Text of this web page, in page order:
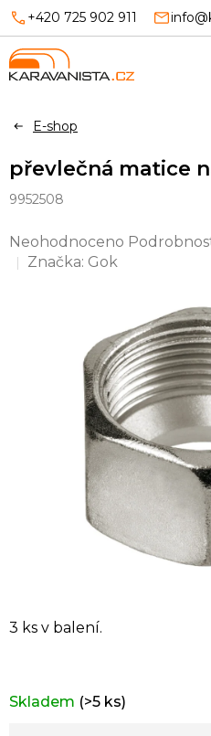
Přejít
obsah
+420 725 902 911
E-shop
převlečná matice
9952508
Průměrné
hodnocení
hvězdiček.
Neohodnoceno
Značka: Gok
Skladem (>5 ks)
3 ks v balení.